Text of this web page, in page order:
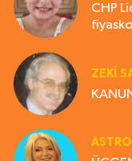
CHP
ZEKI